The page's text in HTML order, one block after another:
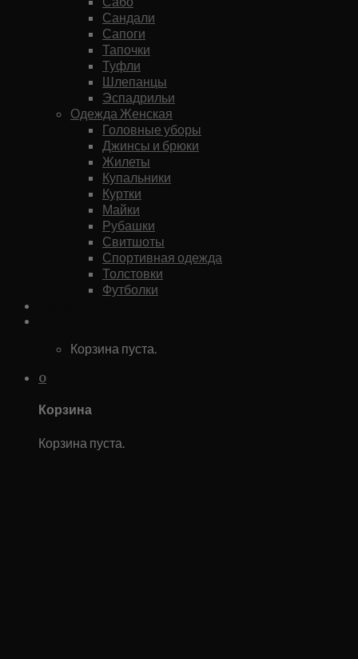
Сандали
Сапоги
Тапочки
Туфли
Шлепанцы
Эспадрильи
Одежда Женская
Головные уборы
Джинсы и брюки
Жилеты
Купальники
Куртки
Майки
Рубашки
Свитшоты
Спортивная одежда
Толстовки
Футболки
Корзина пуста.
0
Корзина
Корзина пуста.